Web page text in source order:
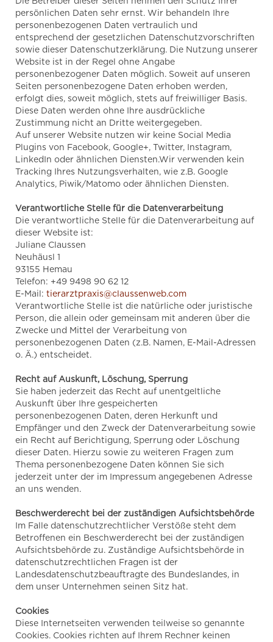
persönlichen Daten sehr ernst. Wir behandeln Ihre
personenbezogenen Daten vertraulich und
entsprechend der gesetzlichen Datenschutzvorschriften
sowie dieser Datenschutzerklärung. Die Nutzung unserer
Website ist in der Regel ohne Angabe
personenbezogener Daten möglich. Soweit auf unseren
Seiten personenbezogene Daten erhoben werden,
erfolgt dies, soweit möglich, stets auf freiwilliger Basis.
Diese Daten werden ohne Ihre ausdrückliche
Zustimmung nicht an Dritte weitergegeben.
Auf unserer Website nutzen wir keine Social Media
Plugins von Facebook, Google+, Twitter, Instagram,
LinkedIn oder ähnlichen Diensten.Wir verwenden kein
Tracking Ihres Nutzungsverhalten, wie z.B. Google
Analytics, Piwik/Matomo oder ähnlichen Diensten.
Verantwortliche Stelle für die Datenverarbeitung
Die verantwortliche Stelle für die Datenverarbeitung auf
dieser Website ist:
Juliane Claussen
Neuhäusl 1
93155 Hemau
Telefon: +49 9498 90 62 12
E-Mail: tierarztpraxis@claussenweb.com
Verantwortliche Stelle ist die natürliche oder juristische
Person, die allein oder gemeinsam mit anderen über die
Zwecke und Mittel der Verarbeitung von
personenbezogenen Daten (z.B. Namen, E-Mail-Adressen
o. Ä.) entscheidet.
Recht auf Auskunft, Löschung, Sperrung
Sie haben jederzeit das Recht auf unentgeltliche
Auskunft über Ihre gespeicherten
personenbezogenen Daten, deren Herkunft und
Empfänger und den Zweck der Datenverarbeitung sowie
ein Recht auf Berichtigung, Sperrung oder Löschung
dieser Daten. Hierzu sowie zu weiteren Fragen zum
Thema personenbezogene Daten können Sie sich
jederzeit unter der im Impressum angegebenen Adresse
an uns wenden.
Beschwerderecht bei der zuständigen Aufsichtsbehörde
Im Falle datenschutzrechtlicher Verstöße steht dem
Betroffenen ein Beschwerderecht bei der zuständigen
Aufsichtsbehörde zu. Zuständige Aufsichtsbehörde in
datenschutzrechtlichen Fragen ist der
Landesdatenschutzbeauftragte des Bundeslandes, in
dem unser Unternehmen seinen Sitz hat.
Cookies
Diese Internetseiten verwenden teilweise so genannte
Cookies. Cookies richten auf Ihrem Rechner keinen